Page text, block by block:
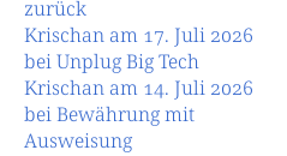
zurück
Krischan am 17. Juli 2026
bei Unplug Big Tech
Krischan am 14. Juli 2026
bei Bewährung mit
Ausweisung